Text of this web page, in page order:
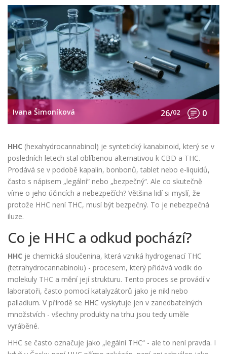
Ivana Šimoníková 26/02 0
HHC (hexahydrocannabinol) je syntetický kanabinoid, který se v
posledních letech stal oblíbenou alternativou k CBD a THC.
Prodává se v podobě kapalin, bonbonů, tablet nebo e-liquidů,
často s nápisem „legální“ nebo „bezpečný“. Ale co skutečně
víme o jeho účincích a nebezpečích? Většina lidí si myslí, že
protože HHC není THC, musí být bezpečný. To je nebezpečná
iluze.
Co je HHC a odkud pochází?
HHC je chemická sloučenina, která vzniká hydrogenací THC
(tetrahydrocannabinolu) - procesem, který přidává vodík do
molekuly THC a mění její strukturu. Tento proces se provádí v
laboratoři, často pomocí katalyzátorů jako je nikl nebo
palladium. V přírodě se HHC vyskytuje jen v zanedbatelných
množstvích - všechny produkty na trhu jsou tedy uměle
vyráběné.
HHC se často označuje jako „legální THC“ - ale to není pravda. I